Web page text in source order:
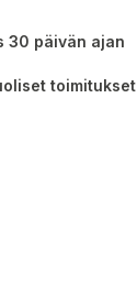
30 päivän ajan
toimitukset